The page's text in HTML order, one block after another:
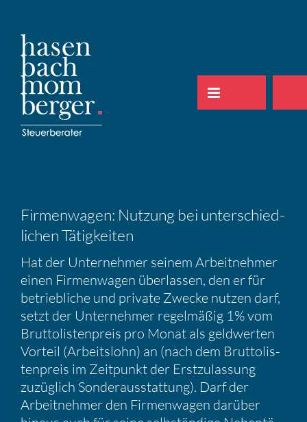
springen
Firmen­wagen: Nutzung bei unter­schied­
li­chen Tätig­keiten
Hat der Unter­nehmer seinem Arbeit­nehmer
einen Firmen­wagen überlassen, den er für
betrieb­liche und private Zwecke nutzen darf,
setzt der Unter­nehmer regel­mäßig 1% vom
Brutto­lis­ten­preis pro Monat als geldwerten
Vorteil (Arbeits­lohn) an (nach dem Brutto­lis­
ten­preis im Zeitpunkt der Erstzu­las­sung
zuzüg­lich Sonder­aus­stat­tung). Darf der
Arbeit­nehmer den Firmen­wagen darüber